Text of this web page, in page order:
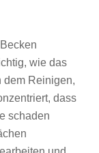
wie das
dem Reinigen,
dass
schaden